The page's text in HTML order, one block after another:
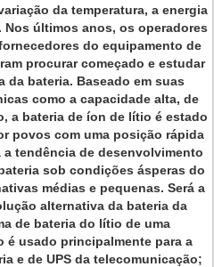
da temperatura, a energia
últimos anos, os operadores
do equipamento de
procurar começado e estudar
da bateria. Baseado em suas
como a capacidade alta, de
a bateria de íon de lítio é estado
povos com uma posição rápida
tendência de desenvolvimento
sob condições ásperas do
médias e pequenas. Será a
alternativa da bateria da
de bateria do lítio de uma
é usado principalmente para a
e de UPS da telecomunicação;